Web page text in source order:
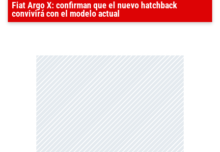
Fiat Argo X: confirman que el nuevo hatchback
convivirá con el modelo actual